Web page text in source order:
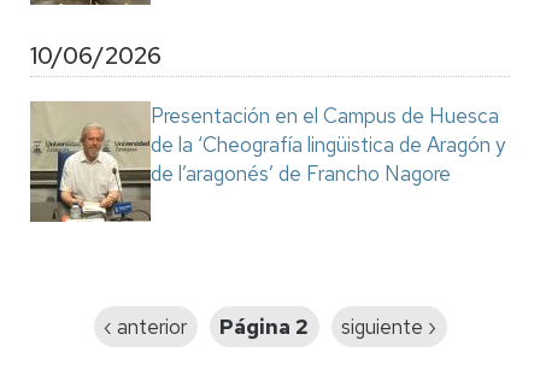
10/06/2026
Presentación en el Campus de Huesca
de la ‘Cheografía lingüistica de Aragón y
de l’aragonés’ de Francho Nagore
Página
‹ anterior Página 2
Siguiente
siguiente ›